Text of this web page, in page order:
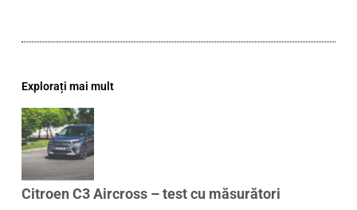
Explorați mai mult
Citroen C3 Aircross – test cu măsurători